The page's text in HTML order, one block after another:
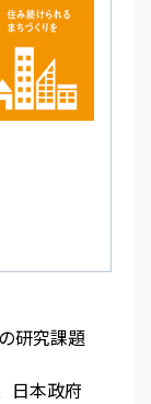
研究課題
日本政府